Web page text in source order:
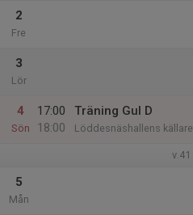
2
Fre
3
Lör
4
Sön
17:00
18:00
Träning Gul D
Löddesnäshallens källare
v.41
5
Mån